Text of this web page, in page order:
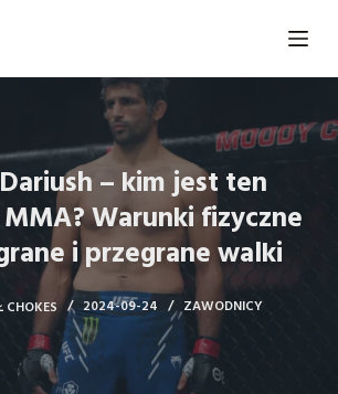
– kim jest ten
Warunki fizyczne
i przegrane walki
CHOKES 2024-09-24 ZAWODNICY